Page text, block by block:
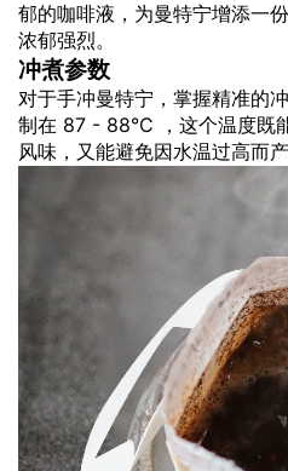
郁的咖啡液，为曼特宁增添一
浓郁强烈。
冲煮参数
对于手冲曼特宁，掌握精准的
制在 87 - 88°C ，这个温度既
风味，又能避免因水温过高而产